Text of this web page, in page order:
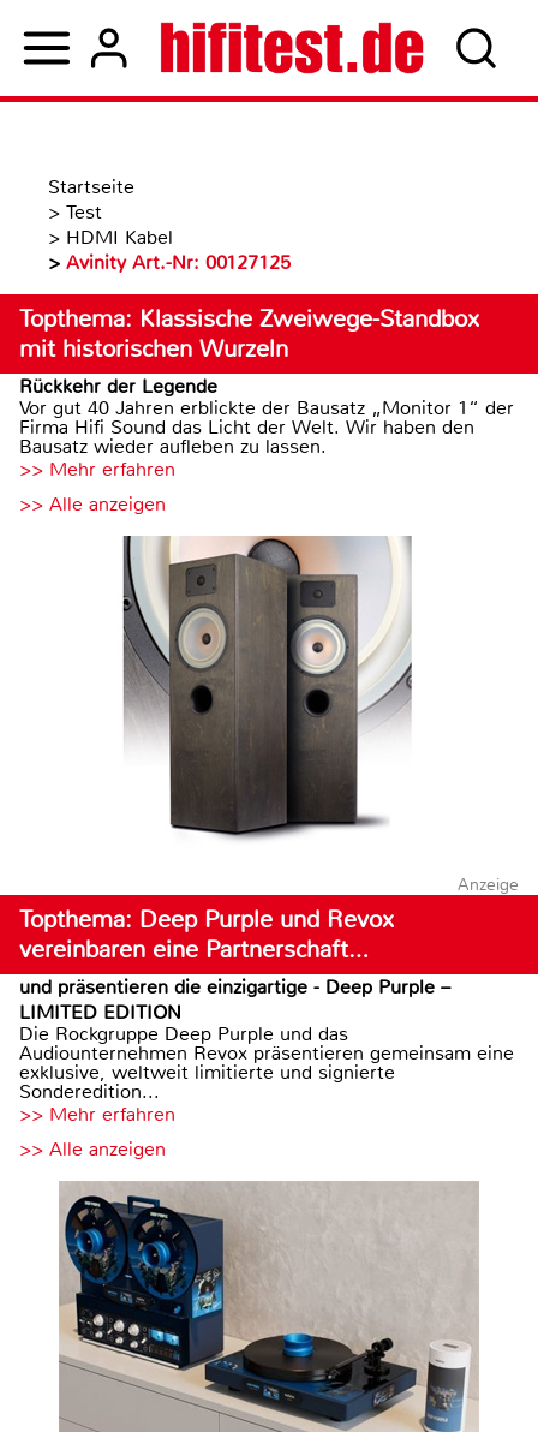
Startseite
> Test
> HDMI Kabel
> Avinity Art.-Nr: 00127125
Topthema: Klassische Zweiwege-Standbox
mit historischen Wurzeln
Rückkehr der Legende
Vor gut 40 Jahren erblickte der Bausatz „Monitor 1“ der
Firma Hifi Sound das Licht der Welt. Wir haben den
Bausatz wieder aufleben zu lassen.
>> Mehr erfahren
>> Alle anzeigen
Anzeige
Topthema: Deep Purple und Revox
vereinbaren eine Partnerschaft…
und präsentieren die einzigartige - Deep Purple –
LIMITED EDITION
Die Rockgruppe Deep Purple und das
Audiounternehmen Revox präsentieren gemeinsam eine
exklusive, weltweit limitierte und signierte
Sonderedition...
>> Mehr erfahren
>> Alle anzeigen